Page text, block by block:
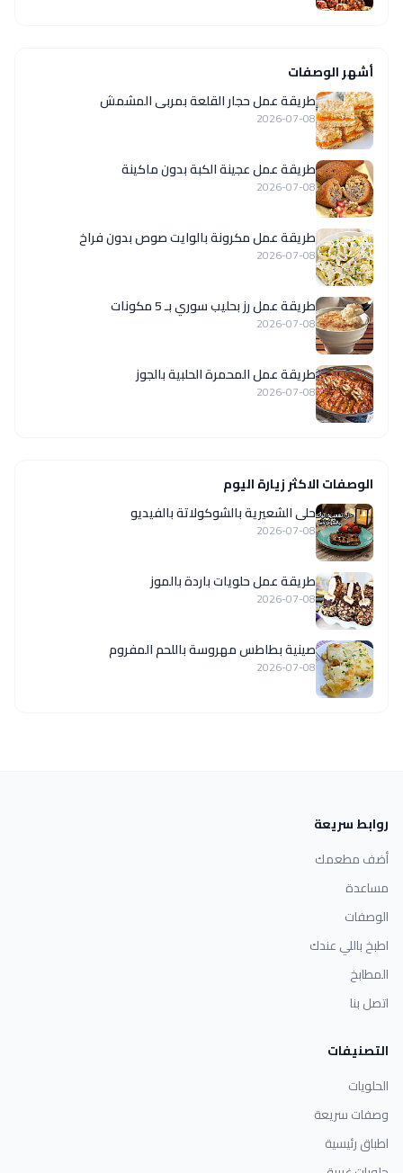
أشهر الوصفات
طريقة عمل حجار القلعة بمربى المشمش
2026-07-08
طريقة عمل عجينة الكبة بدون ماكينة
2026-07-08
طريقة عمل مكرونة بالوايت صوص بدون فراخ
2026-07-08
طريقة عمل رز بحليب سوري بـ 5 مكونات
2026-07-08
طريقة عمل المحمرة الحلبية بالجوز
2026-07-08
الوصفات الاكثر زيارة اليوم
حلى الشعيرية بالشوكولاتة بالفيديو
2026-07-08
طريقة عمل حلويات باردة بالموز
2026-07-08
صينية بطاطس مهروسة باللحم المفروم
2026-07-08
روابط سريعة
أضف مطعمك
مساعدة
الوصفات
اطبخ باللي عندك
المطابخ
اتصل بنا
التصنيفات
الحلويات
وصفات سريعة
اطباق رئيسية